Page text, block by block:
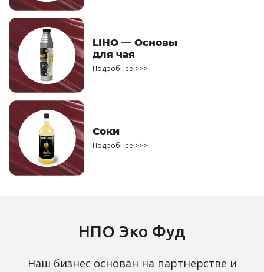
LIHO — Основы
для чая
Подробнее >>>
Соки
Подробнее >>>
НПО Эко Фуд
Наш бизнес основан на партнерстве и